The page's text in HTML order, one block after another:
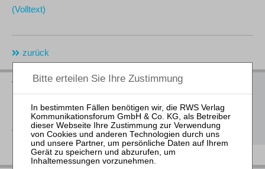
(Volltext)
zurück
Vorschau auf die neuen Bücher 2026
finden Sie unsere Buchvorschau für das 2. Halbjahr 2026
als Download